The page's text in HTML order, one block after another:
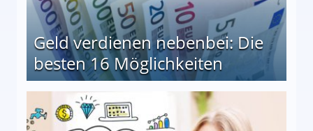
Geld verdienen nebenbei: Die
besten 16 Möglichkeiten